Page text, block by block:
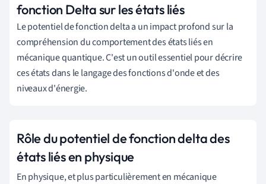
fonction Delta sur les états liés
Le potentiel de fonction delta a un impact profond sur la
compréhension du comportement des états liés en
mécanique quantique. C'est un outil essentiel pour décrire
ces états dans le langage des fonctions d'onde et des
niveaux d'énergie.
Rôle du potentiel de fonction delta des
états liés en physique
En physique, et plus particulièrement en mécanique